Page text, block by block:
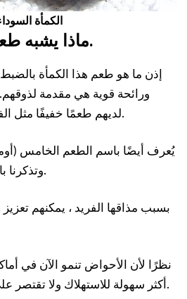
الكمأة
ماذا يشبه طعم الكمأة السوداء.
إذن ما هو طعم هذا الكمأة
ورائحة قوية هي مقدمة
لديهم طعمًا خفيفًا مثل الفطر ولكن ليس لذيذًا جدًا.
يُعرف أيضًا باسم الطعم الخامس
وتذكرنا باللحوم والمرق والأسماك.
بسبب مذاقها الفريد ، يمكنهم
نظرًا لأن الأحواض تنمو الآن في
أكثر سهولة للاستهلاك ولا تقتصر على الأطباق الذواقة وحدها.